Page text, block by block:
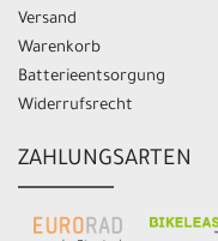
Versand
Warenkorb
Batterieentsorgung
Widerrufsrecht
ZAHLUNGSARTEN